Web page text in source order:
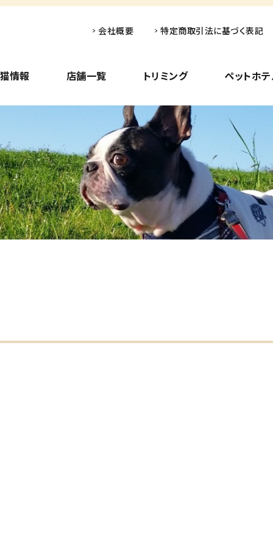
情報 店舗一覧 トリミング ペットホ
会社概要 特定商取引法に基づく表記